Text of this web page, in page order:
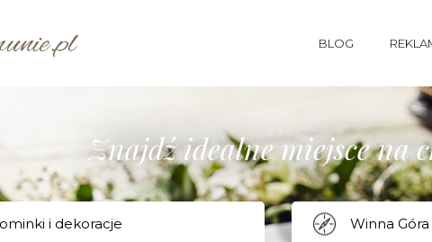
BLOG
Znajdź idealne miejsce na